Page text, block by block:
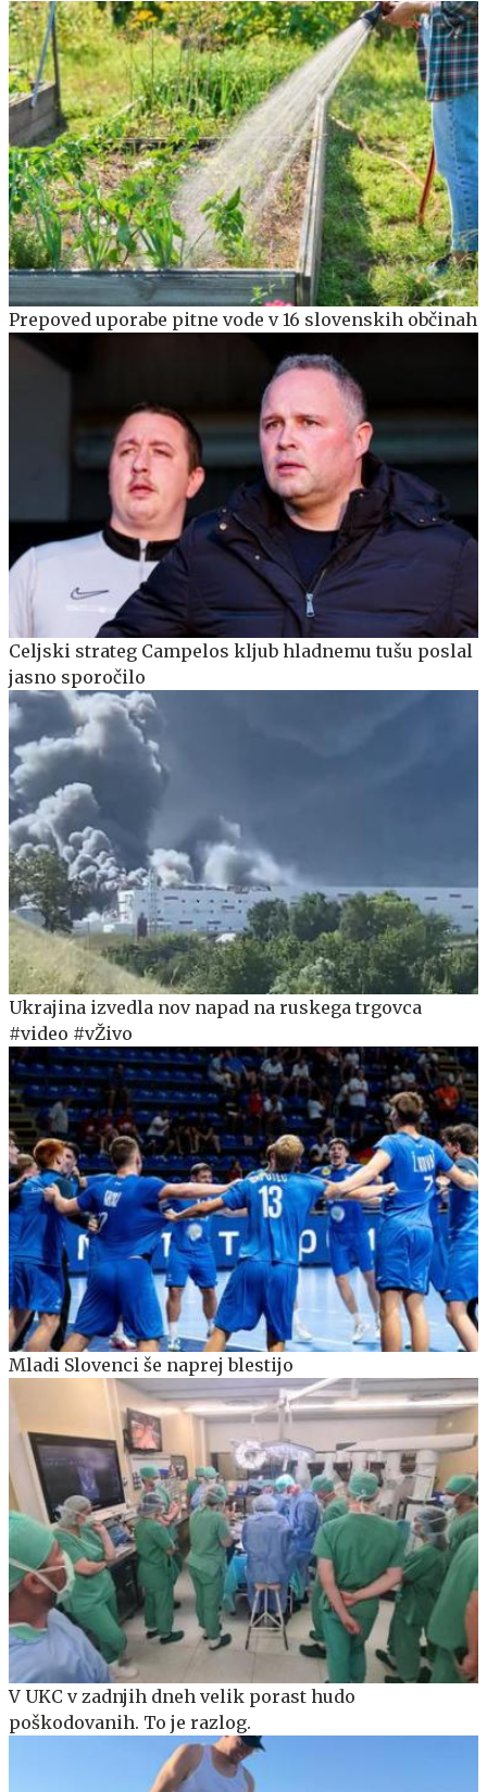
Prepoved uporabe pitne vode v 16 slovenskih občinah
Celjski strateg Campelos kljub hladnemu tušu poslal
jasno sporočilo
Ukrajina izvedla nov napad na ruskega trgovca
#video #vŽivo
Mladi Slovenci še naprej blestijo
V UKC v zadnjih dneh velik porast hudo
poškodovanih. To je razlog.